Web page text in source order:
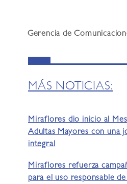
Gerencia de
MÁS NOTICIAS:
Miraflores dio inicio al
Adultas Mayores con una
integral
Miraflores refuerza
para el uso responsable